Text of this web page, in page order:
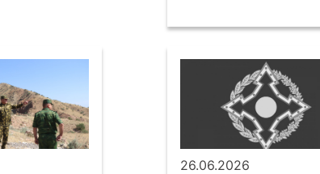
26.06.2026